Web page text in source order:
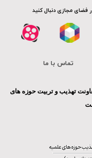
فضای مجازی دنبال کنید
تماس با ما
تهذیب و تربیت حوزه های